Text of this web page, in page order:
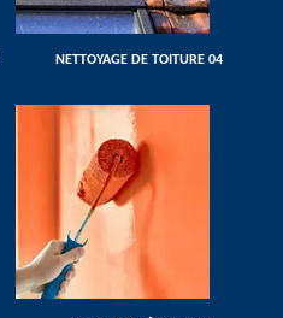
NETTOYAGE DE TOITURE 04